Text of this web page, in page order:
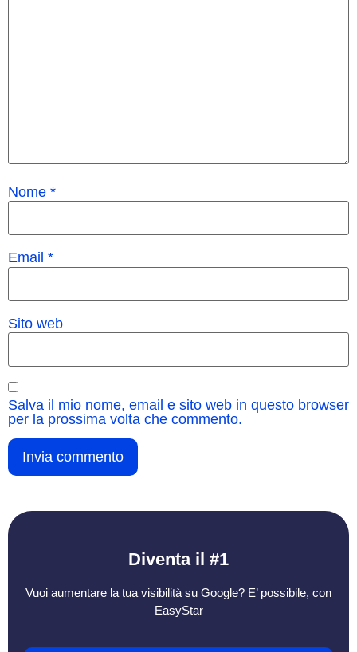
Nome *
Email *
Sito web
Salva il mio nome, email e sito web in questo browser
per la prossima volta che commento.
Diventa il #1
Vuoi aumentare la tua visibilità su Google? E’ possibile, con
EasyStar